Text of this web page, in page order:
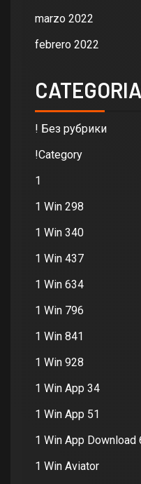
marzo 2022
febrero 2022
! Без рубрики
!Category
1
1 Win 298
1 Win 340
1 Win 437
1 Win 634
1 Win 796
1 Win 841
1 Win 928
1 Win App 34
1 Win App 51
1 Win App Download
1 Win Aviator